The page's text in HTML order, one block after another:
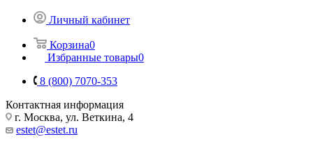
Личный кабинет
Корзина0
Избранные товары0
8 (800) 7070-353
Контактная информация
г. Москва, ул. Веткина, 4
estet@estet.ru